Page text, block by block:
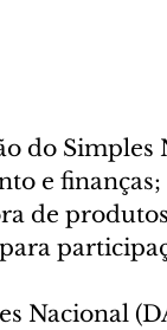
do Simples
e finanças;
de
Nacional